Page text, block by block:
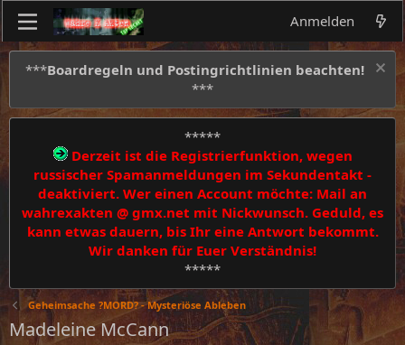
Anmelden
***Boardregeln und Postingrichtlinien beachten!
***
*****
Derzeit ist die Registrierfunktion, wegen
russischer Spamanmeldungen im Sekundentakt -
deaktiviert. Wer einen Account möchte: Mail an
wahrexakten @ gmx.net mit Nickwunsch. Geduld, es
kann etwas dauern, bis Ihr eine Antwort bekommt.
Wir danken für Euer Verständnis!
*****
Geheimsache ?MORD? - Mysteriöse Ableben
Madeleine McCann